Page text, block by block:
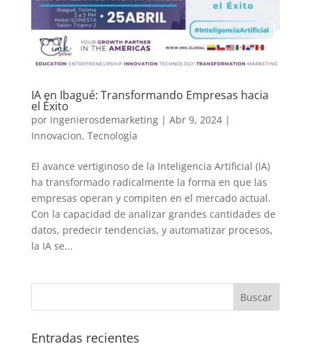
IA en Ibagué: Transformando Empresas hacia
el Éxito
por ingenierosdemarketing| Abr 9, 2024|
Innovacion, Tecnología
El avance vertiginoso de la Inteligencia Artificial (IA)
ha transformado radicalmente la forma en que las
empresas operan y compiten en el mercado actual.
Con la capacidad de analizar grandes cantidades de
datos, predecir tendencias, y automatizar procesos,
la IA se...
Entradas recientes